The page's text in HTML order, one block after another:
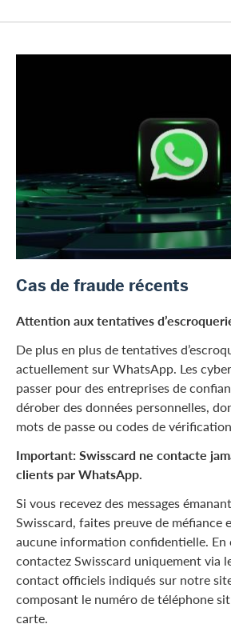
Cas de fraude récents
Attention aux tentatives
De plus en plus de tentatives
actuellement sur WhatsApp. Les
passer pour des entreprises de
dérober des données personnelles,
mots de passe ou codes de
Important: Swisscard ne contacte
clients par WhatsApp.
Si vous recevez des messages
Swisscard, faites preuve de méfiance
aucune information confidentielle. En
contactez Swisscard uniquement via
contact officiels indiqués sur notre
composant le numéro de téléphone
carte.